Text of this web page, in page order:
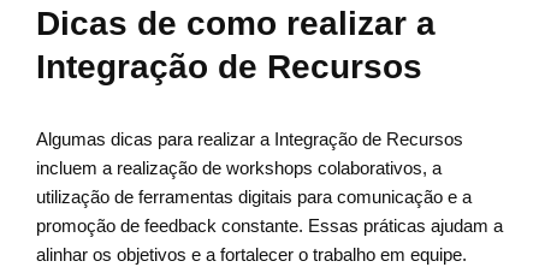
Dicas de como realizar a
Integração de Recursos
Algumas dicas para realizar a Integração de Recursos
incluem a realização de workshops colaborativos, a
utilização de ferramentas digitais para comunicação e a
promoção de feedback constante. Essas práticas ajudam a
alinhar os objetivos e a fortalecer o trabalho em equipe.